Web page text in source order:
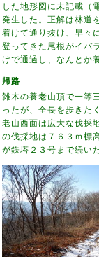
した地形図に未記載（
発生した。正解は林道
着けて通り抜け、早々
登ってきた尾根がイバ
けで通過し、なんとか
帰路
雑木の養老山頂で一等
ったが、全長を歩きた
老山西面は広大な伐採
の伐採地は７６３ｍ標
が鉄塔２３号まで続い